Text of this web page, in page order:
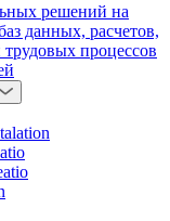
решений на
данных, расчетов,
трудовых процессов